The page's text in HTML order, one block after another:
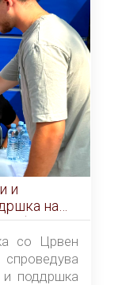
и
на
бран
со Црвен
и поддршка